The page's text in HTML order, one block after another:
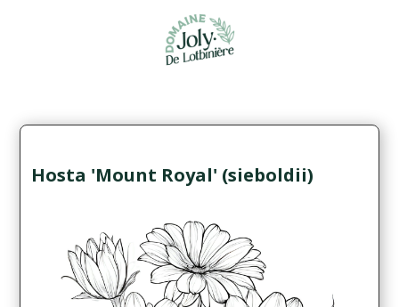
Hosta 'Mount Royal' (sieboldii)